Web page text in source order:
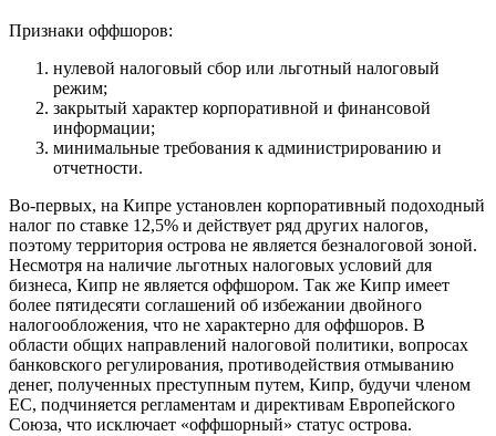
Признаки оффшоров:
нулевой налоговый сбор или льготный налоговый
режим;
закрытый характер корпоративной и финансовой
информации;
минимальные требования к администрированию и
отчетности.
Во-первых, на Кипре установлен корпоративный подоходный
налог по ставке 12,5% и действует ряд других налогов,
поэтому территория острова не является безналоговой зоной.
Несмотря на наличие льготных налоговых условий для
бизнеса, Кипр не является оффшором. Так же Кипр имеет
более пятидесяти соглашений об избежании двойного
налогообложения, что не характерно для оффшоров. В
области общих направлений налоговой политики, вопросах
банковского регулирования, противодействия отмыванию
денег, полученных преступным путем, Кипр, будучи членом
ЕС, подчиняется регламентам и директивам Европейского
Союза, что исключает «оффшорный» статус острова.